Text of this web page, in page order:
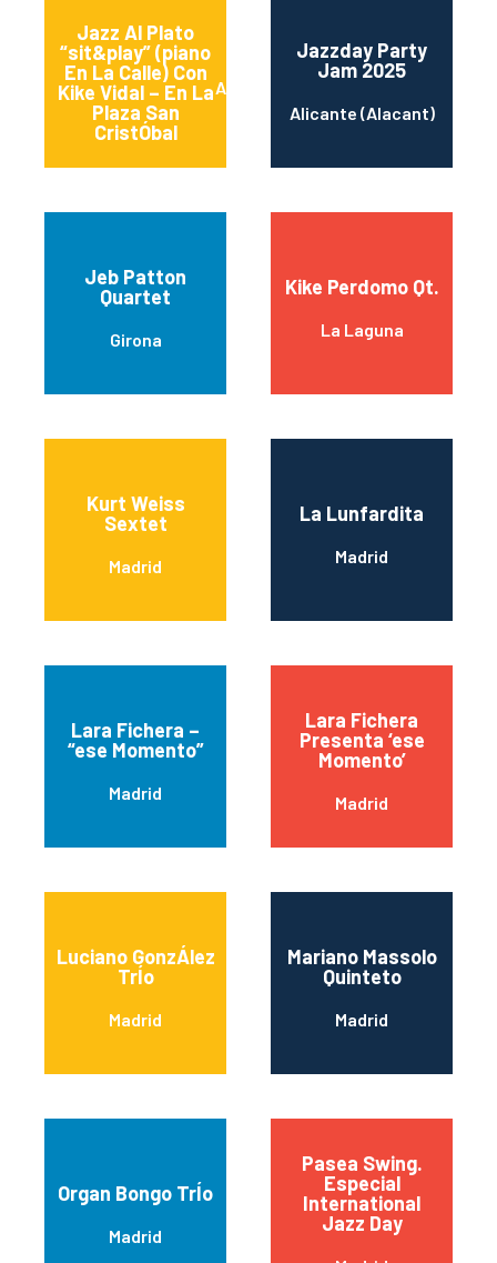
Jazz Al Plato
“sit&play” (piano
En La Calle) Con
Kike Vidal – En La
Plaza San
CristÓbal
Alicante (Alacant)
Jazzday Party
Jam 2025
Alicante (Alacant)
Jeb Patton
Quartet
Girona
Kike Perdomo Qt.
La Laguna
Kurt Weiss
Sextet
Madrid
La Lunfardita
Madrid
Lara Fichera –
“ese Momento”
Madrid
Lara Fichera
Presenta ‘ese
Momento’
Madrid
Luciano GonzÁlez
TrÍo
Madrid
Mariano Massolo
Quinteto
Madrid
Organ Bongo TrÍo
Madrid
Pasea Swing.
Especial
International
Jazz Day